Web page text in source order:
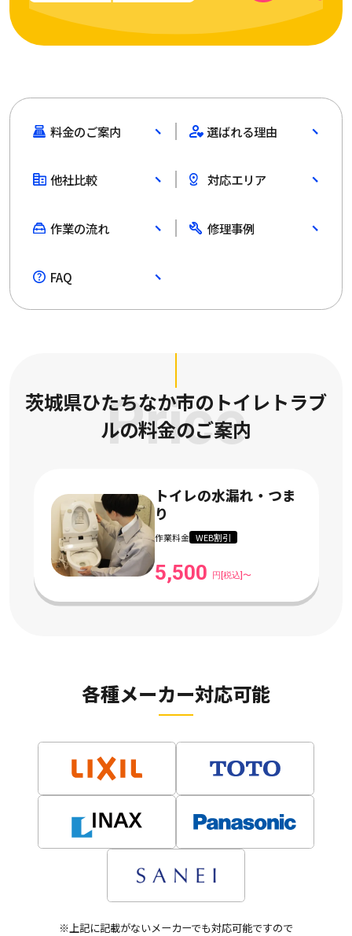
料金のご案内 選ばれる理由
他社比較 対応エリア
作業の流れ 修理事例
FAQ
Price
茨城県ひたちなか市のトイレトラブ
ルの料金のご案内
トイレの水漏れ・つま
り
作業料金 WEB割引
5,500 円[税込]〜
各種メーカー対応可能
※上記に記載がないメーカーでも対応可能ですので